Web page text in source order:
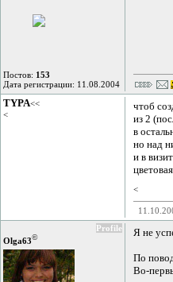
Постов: 153
Дата регистрации: 11.08.2004
TYPA<<
<
чтоб
из 2
в
но над
и в
<
Profile
Olga63© Я не
По
Во-